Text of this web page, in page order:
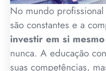
No mundo
são constantes e a
investir em si mesmo
nunca. A educação
suas competências,